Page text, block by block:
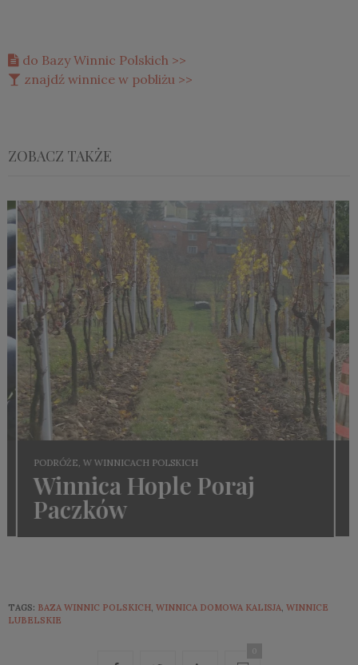
do Bazy Winnic Polskich >>
znajdź winnice w pobliżu >>
ZOBACZ TAKŻE
W WINNICACH POLSKICH
Winnica Płochockich
TAGS: BAZA WINNIC POLSKICH, WINNICA DOMOWA KALISJA, WINNICE
LUBELSKIE